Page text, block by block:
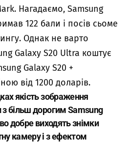
Нагадаємо, Samsung
122 бали і посів сьоме
Однак не варто
Galaxy S20 Ultra коштує
Galaxy S20 +
від 1200 доларів.
якість зображення
більш дорогим Samsung
добре виходять знімки
камеру і з ефектом